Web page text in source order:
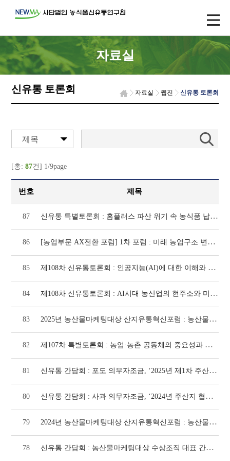
자료실
신유통 토론회 자료실 웹진 신유통 토론회
제목
[총:87건] 1/9page
번호 제목
87 신유통 특별토론회 : 홈플러스 파산 위기 속 농식품 납품업체 보호제도 개선 방안 토론회(1
86 [농업부문 AX전환 포럼] 1차 포럼 : 미래 농업구조 변화에 대응한 농업부문 AX전환 대
85 제108차 신유통토론회 : 인공지능(AI)에 대한 이해와 농업에 특화된 AI 도입에 따른
84 제108차 신유통토론회 : AI시대 농산업의 현주소와 미래 대응방안 - 주제발표(1068
83 2025년 농산물마케팅대상 산지유통혁신포럼 : 농산물 유통구조 개선방안(1066호)
82 제107차 특별토론회 : 농업·농촌 공동체의 중요성과 역할(평창상생농업포럼 만찬세미나)(1
81 신유통 간담회 : 포도 의무자조금, ‘2025년 제1차 주산지 협의회’ 개최(1036호)
80 신유통 간담회 : 사과 의무자조금, ‘2024년 주산지 협의회’ 개최(1018호)
79 2024년 농산물마케팅대상 산지유통혁신포럼 : 농산물 디지털 유통의 Key, 농수산물 온라
78 신유통 간담회 : 농산물마케팅대상 수상조직 대표 간담회 가져(1004호)